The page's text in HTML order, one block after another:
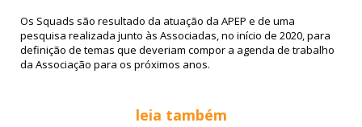
Os Squads são resultado da atuação da APEP e de uma
pesquisa realizada junto às Associadas, no início de 2020, para
definição de temas que deveriam compor a agenda de trabalho
da Associação para os próximos anos.
leia também